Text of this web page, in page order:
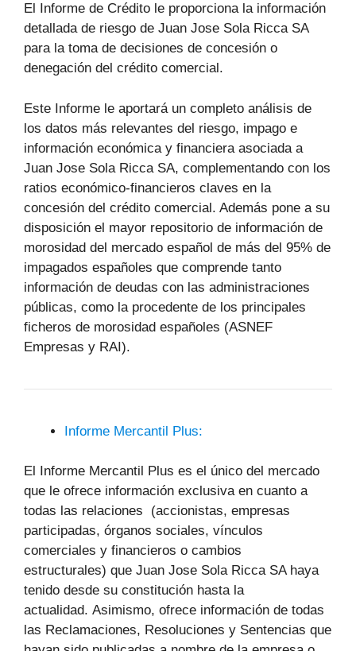
El Informe de Crédito le proporciona la información
detallada de riesgo de Juan Jose Sola Ricca SA
para la toma de decisiones de concesión o
denegación del crédito comercial.
Este Informe le aportará un completo análisis de
los datos más relevantes del riesgo, impago e
información económica y financiera asociada a
Juan Jose Sola Ricca SA, complementando con los
ratios económico-financieros claves en la
concesión del crédito comercial. Además pone a su
disposición el mayor repositorio de información de
morosidad del mercado español de más del 95% de
impagados españoles que comprende tanto
información de deudas con las administraciones
públicas, como la procedente de los principales
ficheros de morosidad españoles (ASNEF
Empresas y RAI).
Informe Mercantil Plus:
El Informe Mercantil Plus es el único del mercado
que le ofrece información exclusiva en cuanto a
todas las relaciones (accionistas, empresas
participadas, órganos sociales, vínculos
comerciales y financieros o cambios
estructurales) que Juan Jose Sola Ricca SA haya
tenido desde su constitución hasta la
actualidad. Asimismo, ofrece información de todas
las Reclamaciones, Resoluciones y Sentencias que